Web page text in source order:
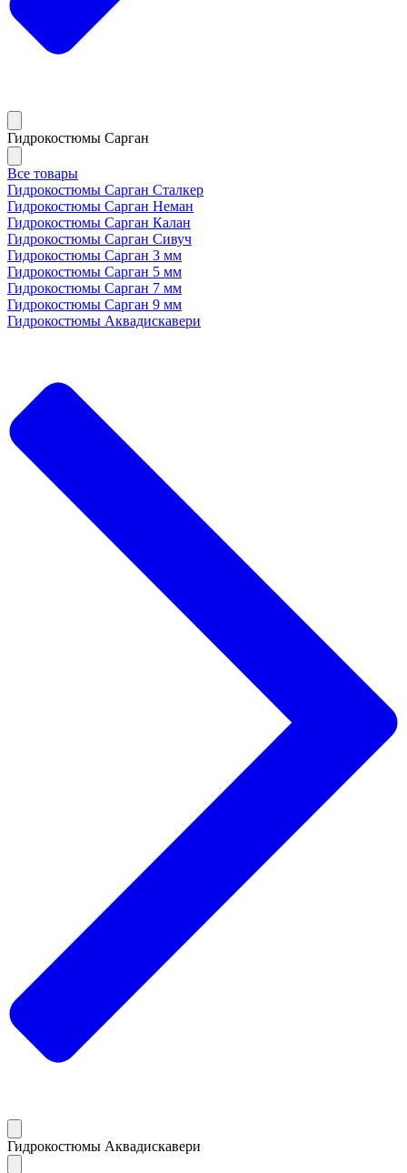
Гидрокостюмы Сарган
Все товары
Гидрокостюмы Сарган Сталкер
Гидрокостюмы Сарган Неман
Гидрокостюмы Сарган Калан
Гидрокостюмы Сарган Сивуч
Гидрокостюмы Сарган 3 мм
Гидрокостюмы Сарган 5 мм
Гидрокостюмы Сарган 7 мм
Гидрокостюмы Сарган 9 мм
Гидрокостюмы Аквадискавери
Гидрокостюмы Аквадискавери